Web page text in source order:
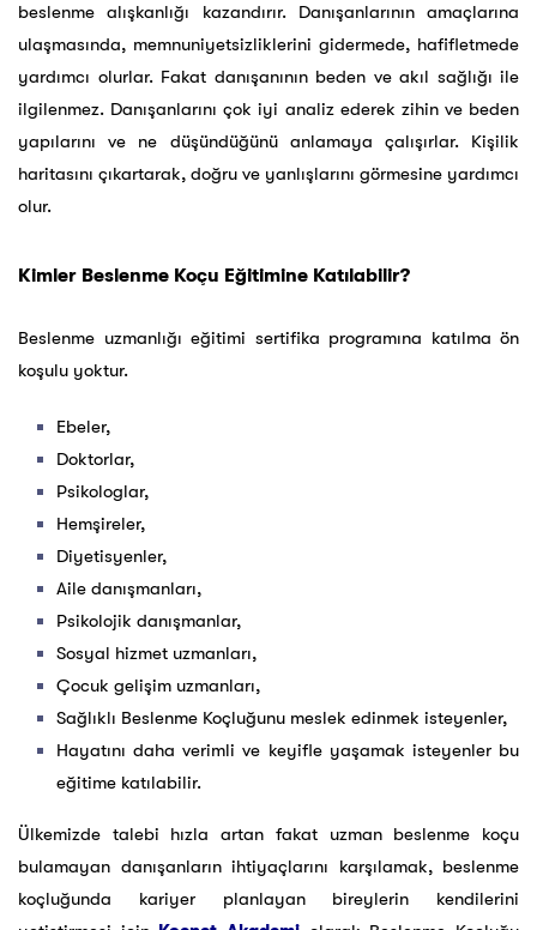
beslenme alışkanlığı kazandırır. Danışanlarının amaçlarına
ulaşmasında, memnuniyetsizliklerini gidermede, hafifletmede
yardımcı olurlar. Fakat danışanının beden ve akıl sağlığı ile
ilgilenmez. Danışanlarını çok iyi analiz ederek zihin ve beden
yapılarını ve ne düşündüğünü anlamaya çalışırlar. Kişilik
haritasını çıkartarak, doğru ve yanlışlarını görmesine yardımcı
olur.
Kimler Beslenme Koçu Eğitimine Katılabilir?
Beslenme uzmanlığı eğitimi sertifika programına katılma ön
koşulu yoktur.
Ebeler,
Doktorlar,
Psikologlar,
Hemşireler,
Diyetisyenler,
Aile danışmanları,
Psikolojik danışmanlar,
Sosyal hizmet uzmanları,
Çocuk gelişim uzmanları,
Sağlıklı Beslenme Koçluğunu meslek edinmek isteyenler,
Hayatını daha verimli ve keyifle yaşamak isteyenler bu
eğitime katılabilir.
Ülkemizde talebi hızla artan fakat uzman beslenme koçu
bulamayan danışanların ihtiyaçlarını karşılamak, beslenme
koçluğunda kariyer planlayan bireylerin kendilerini